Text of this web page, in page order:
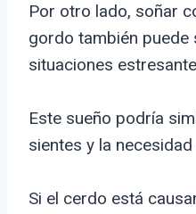
Por otro lado, soñar
gordo también puede
situaciones
Este sueño podría
sientes y la
Si el cerdo está